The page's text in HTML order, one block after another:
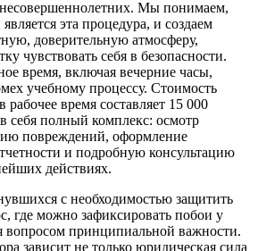
несовершеннолетних. Мы понимаем,
эта процедура, и создаем
доверительную атмосферу,
чувствовать себя в безопасности.
время, включая вечерние часы,
учебному процессу. Стоимость
рабочее время составляет 15 000
себя полный комплекс: осмотр
повреждений, оформление
и подробную консультацию
действиях.
с необходимостью защитить
где можно зафиксировать побои у
вопросом принципиальной важности.
зависит не только юридическая сила